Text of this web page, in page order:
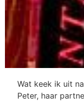
Wat keek ik uit
Peter, haar